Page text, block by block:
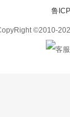
鲁
©2010-